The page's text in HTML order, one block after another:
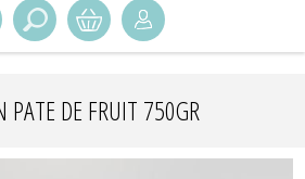
PATE DE FRUIT 750GR